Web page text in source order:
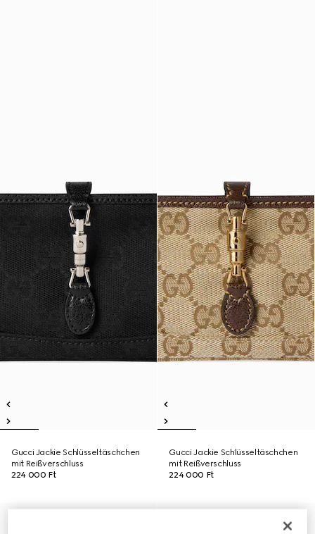
Gucci Jackie Schlüsseltäschchen
mit Reißverschluss
224 000 Ft
Gucci Jackie Schlüsseltäschchen
mit Reißverschluss
224 000 Ft